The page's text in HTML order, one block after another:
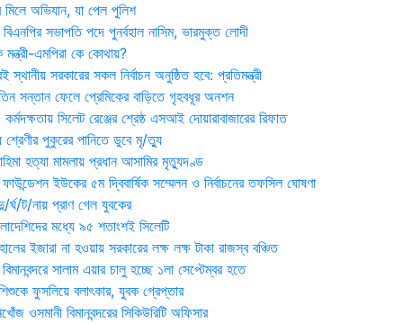
মিলে অভিযান, যা পেল পুলিশ
সভাপতি পদে পুনর্বহাল নাসিম, ভারমুক্ত লোদী
মন্ত্রী-এমপিরা কে কোথায়?
সরকারের সকল নির্বাচন অনুষ্ঠিত হবে: প্রতিমন্ত্রী
সন্তান ফেলে প্রেমিকের বাড়িতে গৃহবধূর অনশন
সিলেট রেঞ্জের শ্রেষ্ঠ এসআই দোয়ারাবাজারের রিফাত
শ্রেণীর পুকুরের পানিতে ডুবে মৃ/ত্যু
হত্যা মামলায় প্রধান আসামির মৃত্যুদণ্ড
ইউকের ৫ম দ্বিবার্ষিক সম্মেলন ও নির্বাচনের তফসিল ঘোষণা
ট/নায় প্রাণ গেল যুবকের
মধ্যে ৯৫ শতাংশই সিলেটি
ইজারা না হওয়ায় সরকারের লক্ষ লক্ষ টাকা রাজস্ব বঞ্চিত
সালাম এয়ার চালু হচ্ছে ১লা সেপ্টেম্বর হতে
ফুসলিয়ে বলাৎকার, যুবক গ্রেপ্তার
ওসমানী বিমানবন্দরের সিকিউরিটি অফিসার